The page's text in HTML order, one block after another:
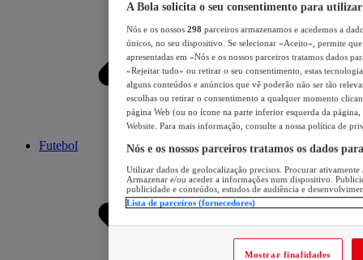
Futebol
A Bola solicita o seu consentimento para utilizar
Nós e os nossos 298 parceiros armazenamos e acedemos a
únicos, no seu dispositivo. Se selecionar «Aceito», permite
apresentadas em «Nós e os nossos parceiros tratamos dados
«Rejeitar tudo» ou retirar o seu consentimento, estas
alguns conteúdos e anúncios que vê poderão não ser tão
escolhas ou retirar o consentimento a qualquer momento
página Web (ou no ícone na parte inferior esquerda da página,
Website. Para mais informação, consulte a nossa política de
Nós e os nossos parceiros tratamos os dados
Utilizar dados de geolocalização precisos. Procurar
Armazenar e/ou aceder a informações num dispositivo.
publicidade e conteúdos, estudos de audiência e
Lista de parceiros (fornecedores)
Mostrar finalidades